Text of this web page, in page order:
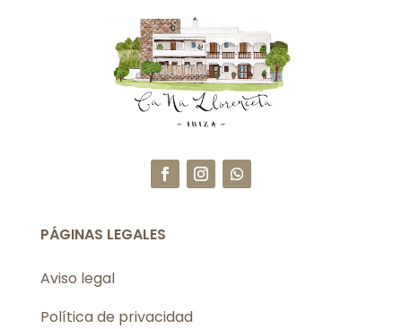
PÁGINAS LEGALES
Aviso legal
Política de privacidad